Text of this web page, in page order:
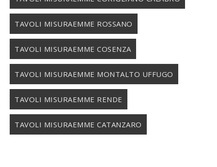
TAVOLI MISURAEMME ROSSANO
TAVOLI MISURAEMME COSENZA
TAVOLI MISURAEMME MONTALTO UFFUGO
TAVOLI MISURAEMME RENDE
TAVOLI MISURAEMME CATANZARO